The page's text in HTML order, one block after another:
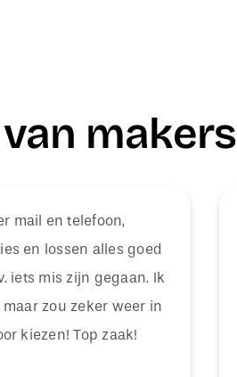
makers
mail en telefoon,
en lossen alles goed
iets mis zijn gegaan. Ik
zou zeker weer in
kiezen! Top zaak!